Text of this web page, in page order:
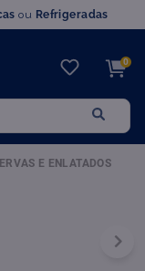
ou Refrigeradas
0
E ENLATADOS